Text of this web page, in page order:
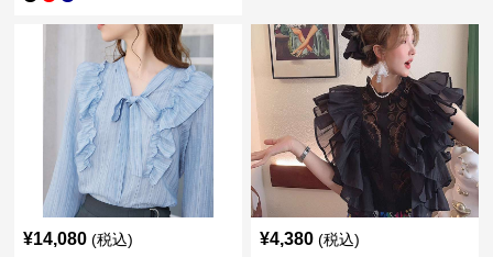
¥14,080 (税込) ¥4,380 (税込)